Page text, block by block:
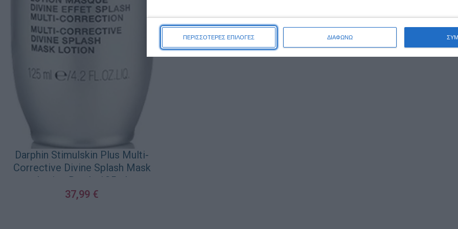
ΠΕΡΙΣΣΟΤΕΡΕΣ ΕΠΙΛΟΓΕΣ ΔΙΑΦΩΝΩ
Darphin Stimulskin Plus Multi-
Corrective Divine Splash Mask
Lotion Bottle 125ml
37,99 €